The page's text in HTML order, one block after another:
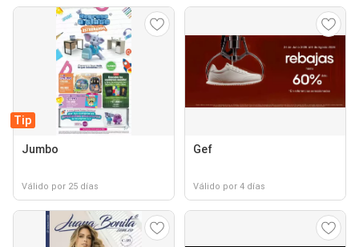
Tip
Jumbo
Válido por 25 días
Gef
Válido por 4 días